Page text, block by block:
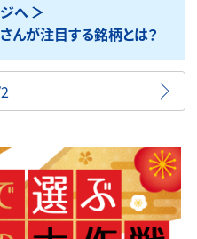
へ
んが注目する銘柄とは？